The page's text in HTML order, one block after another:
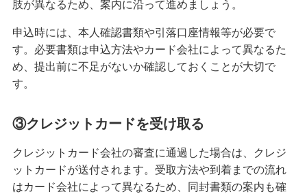
クレジットカードの在籍確認とは？タイミングや
ナンバーレスのクレジットカードとは？メリット
やデメリットを解説
ード）
みずほJCBデビット（デビットカード）
肢が異なるため、案内に沿って進めましょう。
申込時には、本人確認書類や引落口座情報等が必要で
す。必要書類は申込方法やカード会社によって異なるた
め、提出前に不足がないか確認しておくことが大切で
す。
③クレジットカードを受け取る
クレジットカード会社の審査に通過した場合は、クレジ
ットカードが送付されます。受取方法や到着までの流れ
はカード会社によって異なるため、同封書類の案内も確